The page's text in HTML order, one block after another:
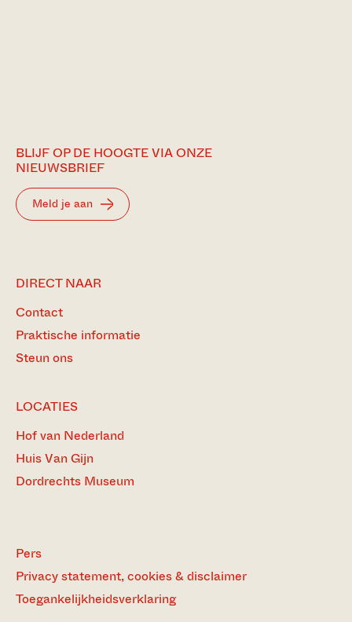
BLIJF OP DE HOOGTE VIA ONZE
NIEUWSBRIEF
Meld je aan
DIRECT NAAR
Contact
Praktische informatie
Steun ons
LOCATIES
Hof van Nederland
Huis Van Gijn
Dordrechts Museum
Pers
Privacy statement, cookies & disclaimer
Toegankelijkheidsverklaring